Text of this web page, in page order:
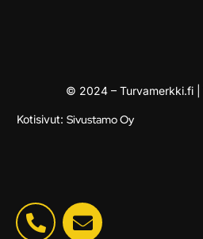
© 2024 – Turvamerkki.fi |
Kotisivut: Sivustamo Oy